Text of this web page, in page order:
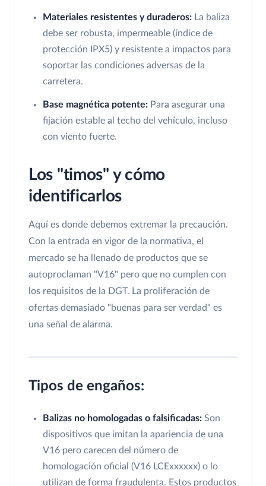
Materiales resistentes y duraderos: La baliza
debe ser robusta, impermeable (índice de
protección IPX5) y resistente a impactos para
soportar las condiciones adversas de la
carretera.
Base magnética potente: Para asegurar una
fijación estable al techo del vehículo, incluso
con viento fuerte.
Los "timos" y cómo
identificarlos
Aquí es donde debemos extremar la precaución.
Con la entrada en vigor de la normativa, el
mercado se ha llenado de productos que se
autoproclaman "V16" pero que no cumplen con
los requisitos de la DGT. La proliferación de
ofertas demasiado "buenas para ser verdad" es
una señal de alarma.
Tipos de engaños:
Balizas no homologadas o falsificadas: Son
dispositivos que imitan la apariencia de una
V16 pero carecen del número de
homologación oficial (V16 LCExxxxxx) o lo
utilizan de forma fraudulenta. Estos productos